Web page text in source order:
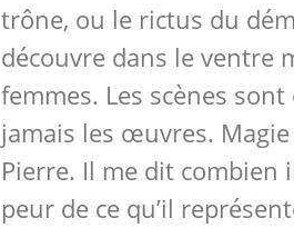
trône, ou le rictus du
découvre dans le ventre
femmes. Les scènes
jamais les œuvres.
Pierre. Il me dit combien
peur de ce qu’il